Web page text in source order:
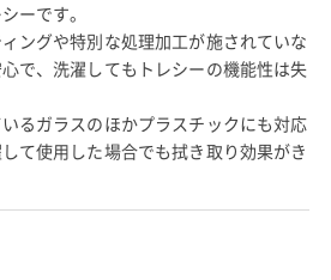
ーです。
ングや特別な処理加工が施されていな
で、洗濯してもトレシーの機能性は失
るガラスのほかプラスチックにも対応
て使用した場合でも拭き取り効果がき